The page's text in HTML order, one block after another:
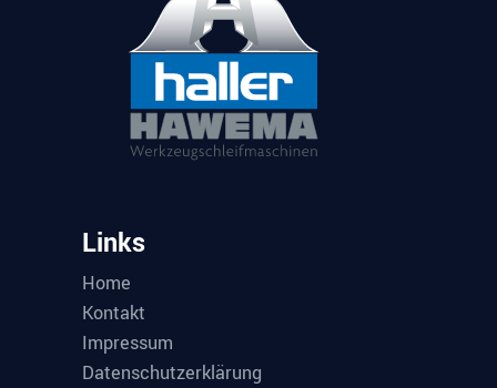
Links
Home
Kontakt
Impressum
Datenschutzerklärung